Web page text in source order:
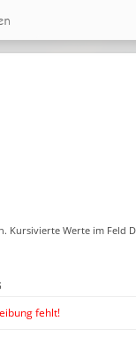
Kursivierte Werte im Feld
fehlt!